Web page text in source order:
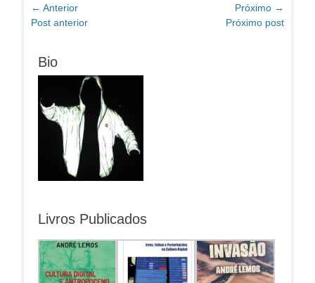
Navegação
de
← Anterior
Post
Post anterior
Próximo →
Próximo post
Bio
Livros Publicados